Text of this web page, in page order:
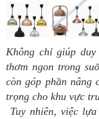
Không chỉ giúp
thơm ngon trong
còn góp phần nâng
trọng cho khu vực
Tuy nhiên, việc